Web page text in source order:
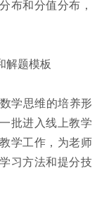
布和分值分布，
解题模板
学思维的培养形
批进入线上教学
学工作，为老师
习方法和提分技